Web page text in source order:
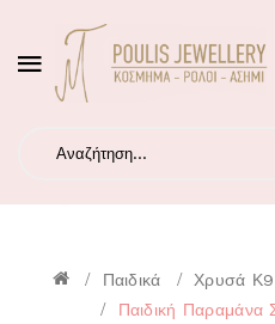
Παιδικά Χρυσά Κ9
Παιδική